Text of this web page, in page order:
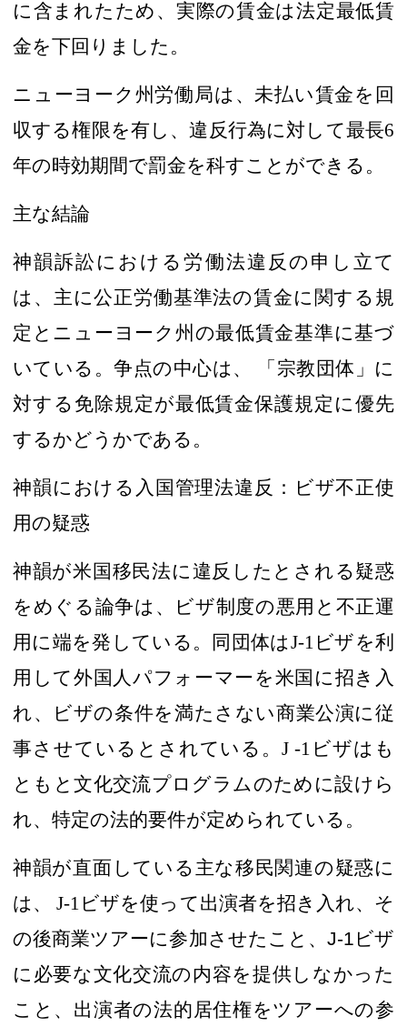
に含まれたため、実際の賃金は法定最低賃
金を下回りました。
ニューヨーク州労働局は、未払い賃金を回
収する権限を有し、違反行為に対して最長6
年の時効期間で罰金を科すことができる。
主な結論
神韻訴訟における労働法違反の 申し立て
は、 主に公正労働基準法の賃金に関する規
定 と ニューヨーク州の最低賃金基準に基づ
いている 。争点の中心は、 「 宗教団体 」に
対する免除規定が最低賃金保護規定に優先
するかどうかである。
神韻における入国管理法違反：ビザ不正使
用の疑惑
神韻が米国移民法に違反したとされる疑惑
をめぐる論争は、ビザ制度の悪用と不正運
用 に端を発している 。同団体はJ-1 ビザを利
用して外国人パフォーマーを米国に招き入
れ、
ビザの条件を満たさない商業公演に従
事させているとされている 。J -1 ビザはも
ともと文化交流プログラムのために設けら
れ、特定の法的要件が定められている。
神韻が直面している主な移民関連の疑惑に
は、 J-1 ビザを使って出演者を招き入れ、そ
の後商業ツアーに参加させたこと、 J-1 ビザ
に必要な文化交流の内容を提供しなかった
こと、出演者の法的居住権をツアーへの参